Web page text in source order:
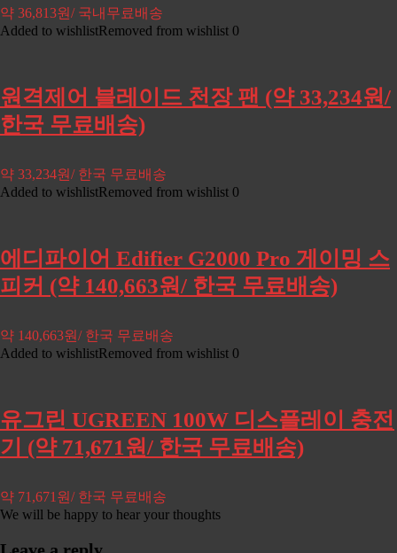
약 36,813원/ 국내무료배송
Added to wishlistRemoved from wishlist 0
원격제어 블레이드 천장 팬 (약 33,234원/
한국 무료배송)
약 33,234원/ 한국 무료배송
Added to wishlistRemoved from wishlist 0
에디파이어 Edifier G2000 Pro 게이밍 스
피커 (약 140,663원/ 한국 무료배송)
약 140,663원/ 한국 무료배송
Added to wishlistRemoved from wishlist 0
유그린 UGREEN 100W 디스플레이 충전
기 (약 71,671원/ 한국 무료배송)
약 71,671원/ 한국 무료배송
We will be happy to hear your thoughts
Leave a reply